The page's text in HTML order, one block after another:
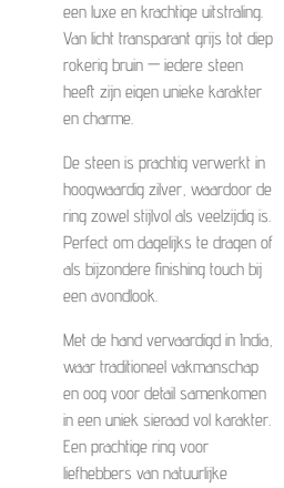
een luxe en krachtige uitstraling.
Van licht transparant grijs tot diep
rokerig bruin — iedere steen
heeft zijn eigen unieke karakter
en charme.
De steen is prachtig verwerkt in
hoogwaardig zilver, waardoor de
ring zowel stijlvol als veelzijdig is.
Perfect om dagelijks te dragen of
als bijzondere finishing touch bij
een avondlook.
Met de hand vervaardigd in India,
waar traditioneel vakmanschap
en oog voor detail samenkomen
in een uniek sieraad vol karakter.
Een prachtige ring voor
liefhebbers van natuurlijke